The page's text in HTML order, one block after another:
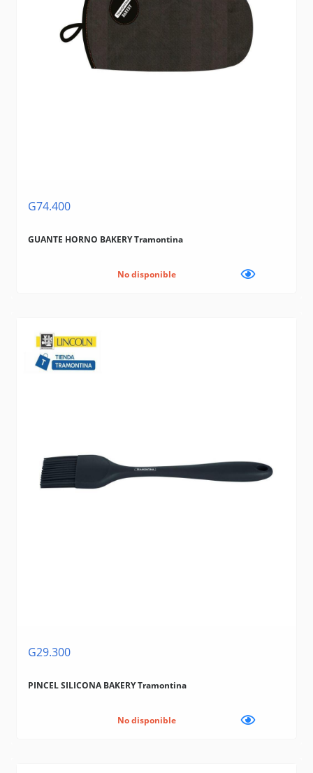
G74.400
GUANTE HORNO BAKERY Tramontina
No disponible
G29.300
PINCEL SILICONA BAKERY Tramontina
No disponible